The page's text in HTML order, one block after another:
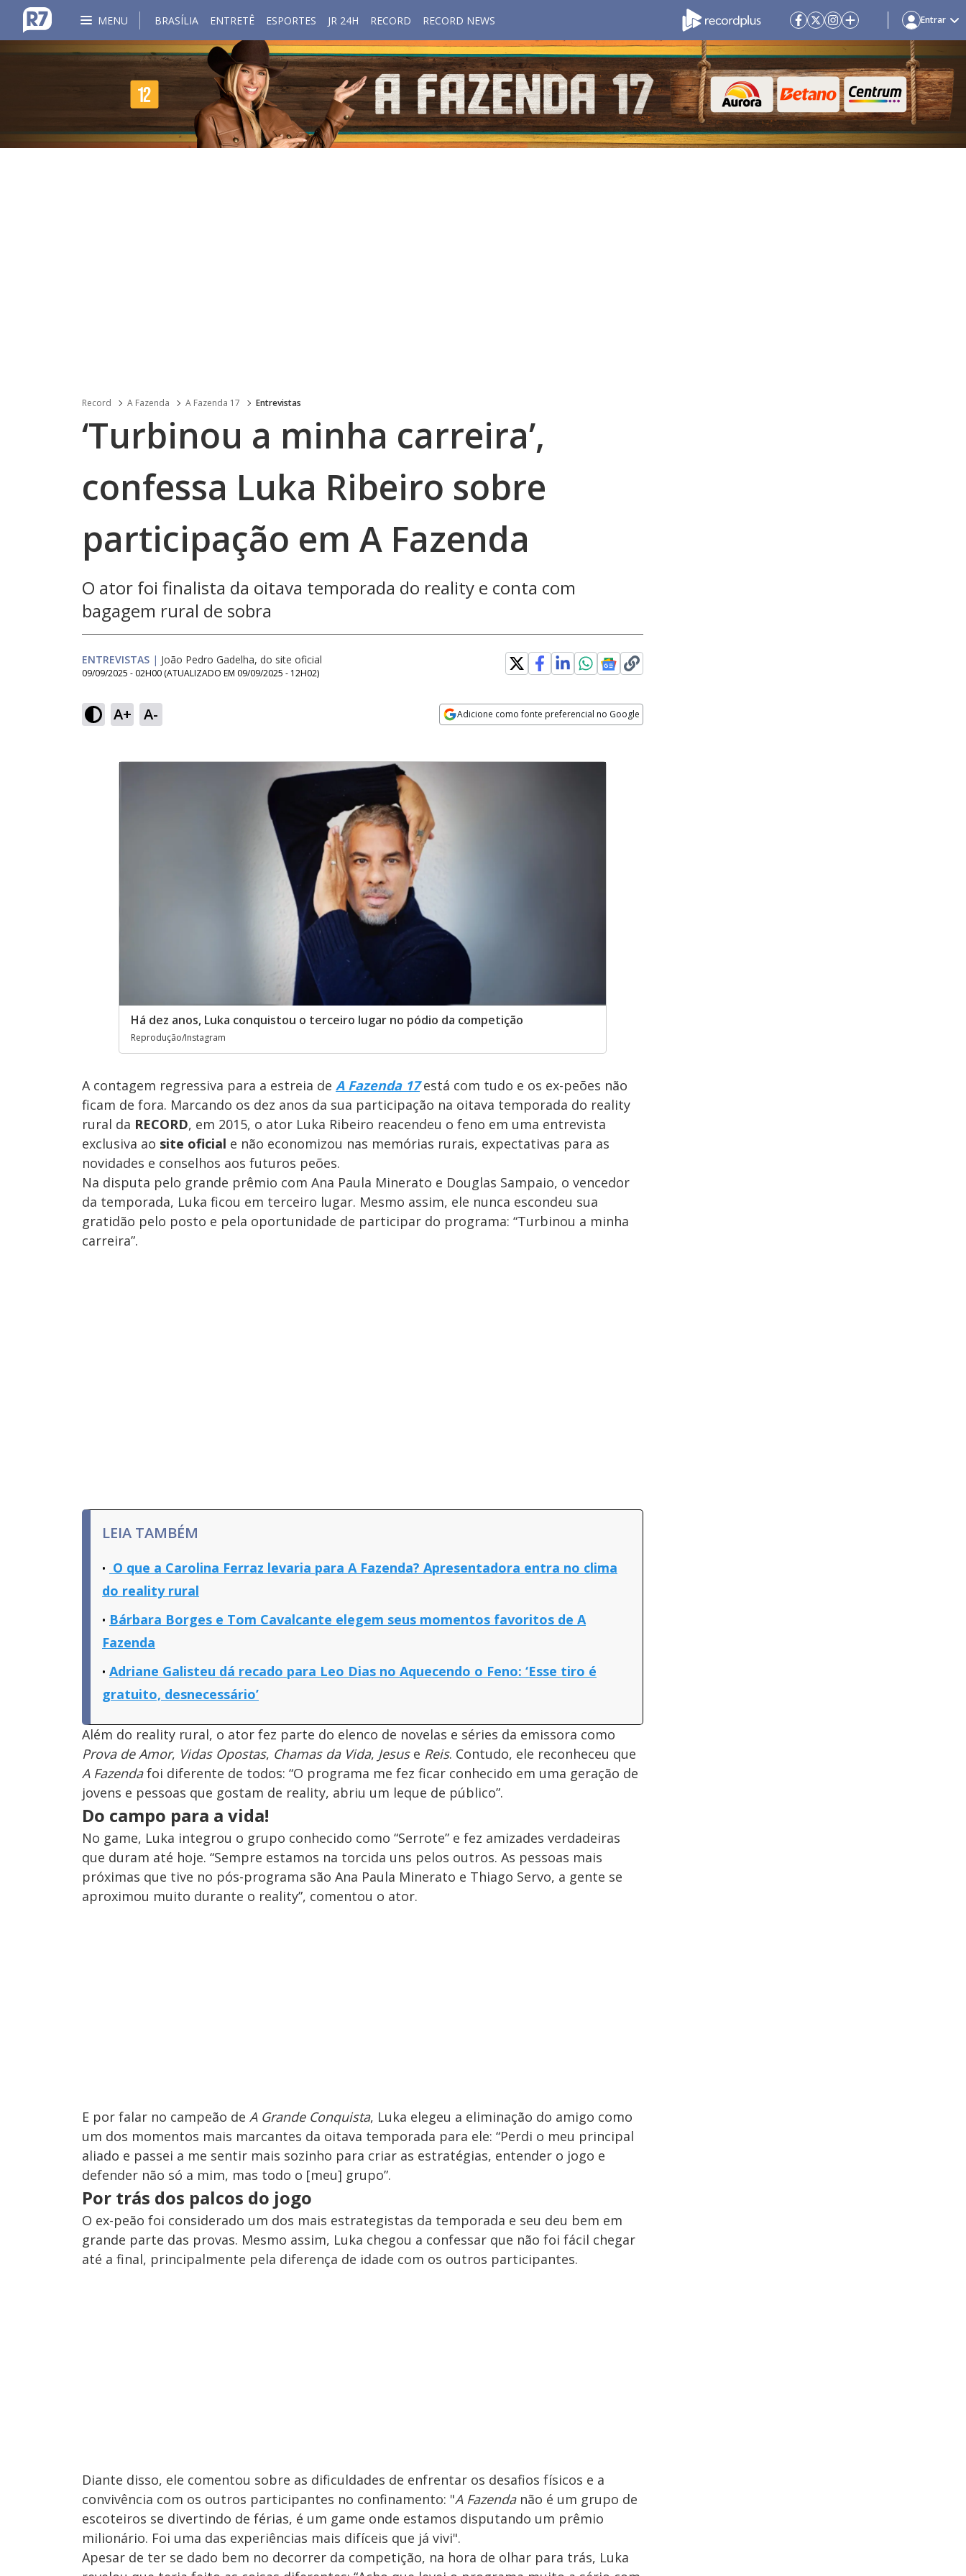
MENU BRASÍLIA ENTRETÊ ESPORTES JR 24H RECORD RECORD NEWS Entrar
Record A Fazenda A Fazenda 17 Entrevistas
‘Turbinou a minha carreira’,
confessa Luka Ribeiro sobre
participação em A Fazenda
O ator foi finalista da oitava temporada do reality e conta com
bagagem rural de sobra
ENTREVISTAS | João Pedro Gadelha, do site oficial
09/09/2025 - 02H00 (ATUALIZADO EM 09/09/2025 - 12H02)
A+ A- Adicione como fonte preferencial no Google
Há dez anos, Luka conquistou o terceiro lugar no pódio da competição
Reprodução/Instagram
A contagem regressiva para a estreia de A Fazenda 17está com tudo e os ex-peões não
ficam de fora. Marcando os dez anos da sua participação na oitava temporada do reality
rural da RECORD, em 2015, o ator Luka Ribeiro reacendeu o feno em uma entrevista
exclusiva ao site oficial e não economizou nas memórias rurais, expectativas para as
novidades e conselhos aos futuros peões.
Na disputa pelo grande prêmio com Ana Paula Minerato e Douglas Sampaio, o vencedor
da temporada, Luka ficou em terceiro lugar. Mesmo assim, ele nunca escondeu sua
gratidão pelo posto e pela oportunidade de participar do programa: “Turbinou a minha
carreira”.
LEIA TAMBÉM
O que a Carolina Ferraz levaria para A Fazenda? Apresentadora entra no clima
do reality rural
Bárbara Borges e Tom Cavalcante elegem seus momentos favoritos de A
Fazenda
Adriane Galisteu dá recado para Leo Dias no Aquecendo o Feno: ‘Esse tiro é
gratuito, desnecessário’
Além do reality rural, o ator fez parte do elenco de novelas e séries da emissora como
Prova de Amor, Vidas Opostas, Chamas da Vida, Jesuse Reis. Contudo, ele reconheceu que
A Fazendafoi diferente de todos: “O programa me fez ficar conhecido em uma geração de
jovens e pessoas que gostam de reality, abriu um leque de público”.
Do campo para a vida!
No game, Luka integrou o grupo conhecido como “Serrote” e fez amizades verdadeiras
que duram até hoje. “Sempre estamos na torcida uns pelos outros. As pessoas mais
próximas que tive no pós-programa são Ana Paula Minerato e Thiago Servo, a gente se
aproximou muito durante o reality”, comentou o ator.
E por falar no campeão de A Grande Conquista, Luka elegeu a eliminação do amigo como
um dos momentos mais marcantes da oitava temporada para ele: “Perdi o meu principal
aliado e passei a me sentir mais sozinho para criar as estratégias, entender o jogo e
defender não só a mim, mas todo o [meu] grupo”.
Por trás dos palcos do jogo
O ex-peão foi considerado um dos mais estrategistas da temporada e seu deu bem em
grande parte das provas. Mesmo assim, Luka chegou a confessar que não foi fácil chegar
até a final, principalmente pela diferença de idade com os outros participantes.
Diante disso, ele comentou sobre as dificuldades de enfrentar os desafios físicos e a
convivência com os outros participantes no confinamento: "A Fazendanão é um grupo de
escoteiros se divertindo de férias, é um game onde estamos disputando um prêmio
milionário. Foi uma das experiências mais difíceis que já vivi".
Apesar de ter se dado bem no decorrer da competição, na hora de olhar para trás, Luka